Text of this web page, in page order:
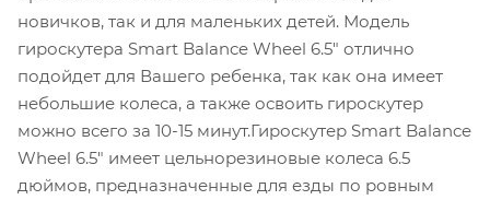
новичков, так и для маленьких детей. Модель
гироскутера Smart Balance Wheel 6.5" отлично
подойдет для Вашего ребенка, так как она имеет
небольшие колеса, а также освоить гироскутер
можно всего за 10-15 минут.Гироскутер Smart Balance
Wheel 6.5" имеет цельнорезиновые колеса 6.5
дюймов, предназначенные для езды по ровным